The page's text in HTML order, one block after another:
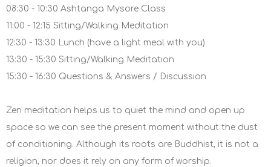
08:30 - 10:30 Ashtanga Mysore Class
11:00 - 12:15 Sitting/Walking Meditation
12:30 - 13:30 Lunch (have a light meal with you)
13:30 - 15:30 Sitting/Walking Meditation
15:30 - 16:30 Questions & Answers / Discussion
Zen meditation helps us to quiet the mind and open up
space so we can see the present moment without the dust
of conditioning. Although its roots are Buddhist, it is not a
religion, nor does it rely on any form of worship.